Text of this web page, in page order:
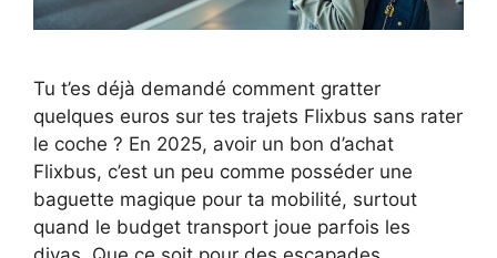
Tu t’es déjà demandé comment gratter
quelques euros sur tes trajets Flixbus sans rater
le coche ? En 2025, avoir un bon d’achat
Flixbus, c’est un peu comme posséder une
baguette magique pour ta mobilité, surtout
quand le budget transport joue parfois les